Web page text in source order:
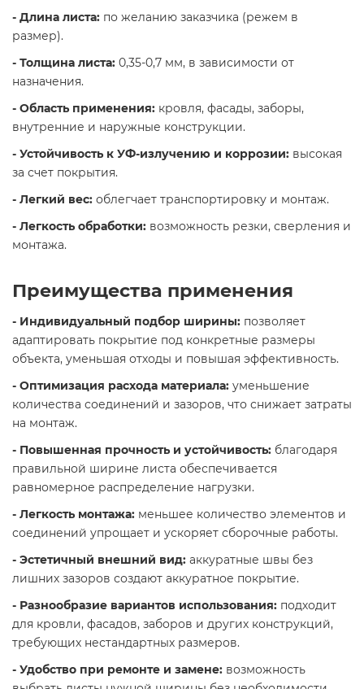
- Длина листа: по желанию заказчика (режем в
размер).
- Толщина листа: 0,35-0,7 мм, в зависимости от
назначения.
- Область применения: кровля, фасады, заборы,
внутренние и наружные конструкции.
- Устойчивость к УФ-излучению и коррозии: высокая
за счет покрытия.
- Легкий вес: облегчает транспортировку и монтаж.
- Легкость обработки: возможность резки, сверления и
монтажа.
Преимущества применения
- Индивидуальный подбор ширины: позволяет
адаптировать покрытие под конкретные размеры
объекта, уменьшая отходы и повышая эффективность.
- Оптимизация расхода материала: уменьшение
количества соединений и зазоров, что снижает затраты
на монтаж.
- Повышенная прочность и устойчивость: благодаря
правильной ширине листа обеспечивается
равномерное распределение нагрузки.
- Легкость монтажа: меньшее количество элементов и
соединений упрощает и ускоряет сборочные работы.
- Эстетичный внешний вид: аккуратные швы без
лишних зазоров создают аккуратное покрытие.
- Разнообразие вариантов использования: подходит
для кровли, фасадов, заборов и других конструкций,
требующих нестандартных размеров.
- Удобство при ремонте и замене: возможность